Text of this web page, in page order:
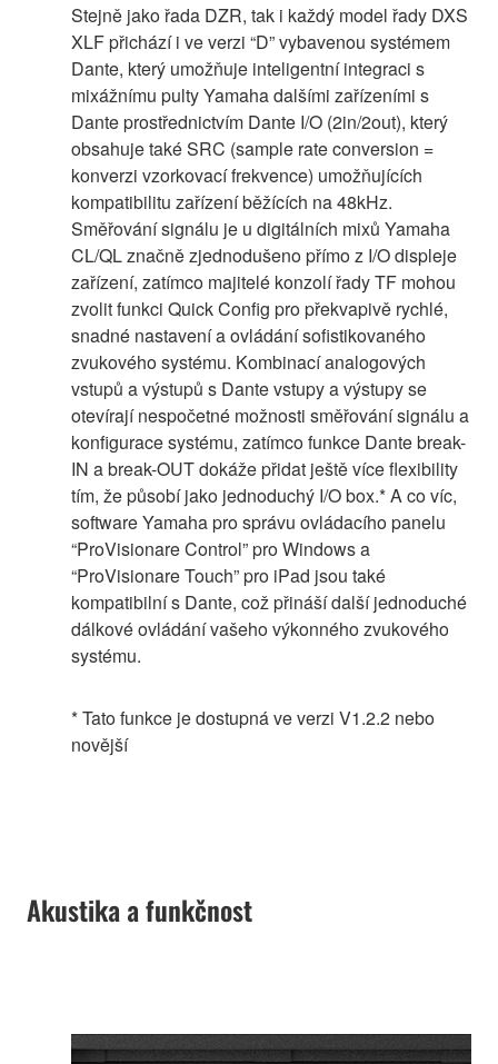
Stejně jako řada DZR, tak i každý model řady DXS
XLF přichází i ve verzi “D” vybavenou systémem
Dante, který umožňuje inteligentní integraci s
mixážnímu pulty Yamaha dalšími zařízeními s
Dante prostřednictvím Dante I/O (2in/2out), který
obsahuje také SRC (sample rate conversion =
konverzi vzorkovací frekvence) umožňujících
kompatibilitu zařízení běžících na 48kHz.
Směřování signálu je u digitálních mixů Yamaha
CL/QL značně zjednodušeno přímo z I/O displeje
zařízení, zatímco majitelé konzolí řady TF mohou
zvolit funkci Quick Config pro překvapivě rychlé,
snadné nastavení a ovládání sofistikovaného
zvukového systému. Kombinací analogových
vstupů a výstupů s Dante vstupy a výstupy se
otevírají nespočetné možnosti směřování signálu a
konfigurace systému, zatímco funkce Dante break-
IN a break-OUT dokáže přidat ještě více flexibility
tím, že působí jako jednoduchý I/O box.* A co víc,
software Yamaha pro správu ovládacího panelu
“ProVisionare Control” pro Windows a
“ProVisionare Touch” pro iPad jsou také
kompatibilní s Dante, což přináší další jednoduché
dálkové ovládání vašeho výkonného zvukového
systému.
* Tato funkce je dostupná ve verzi V1.2.2 nebo
novější
Akustika a funkčnost